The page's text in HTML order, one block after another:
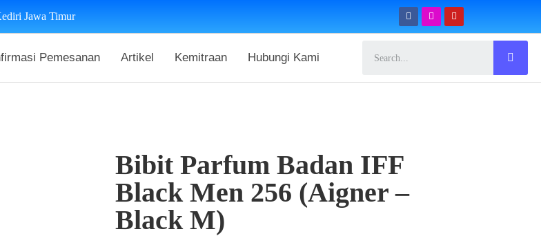
Jawa Timur
Pemesanan Artikel Kemitraan Hubungi Kami
Bibit Parfum Badan IFF
Black Men 256 (Aigner –
Black M)